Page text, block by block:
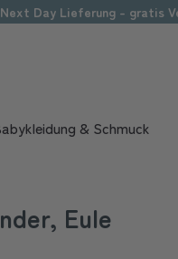
Next Day Lieferung - gratis
& Schmuck
Eule